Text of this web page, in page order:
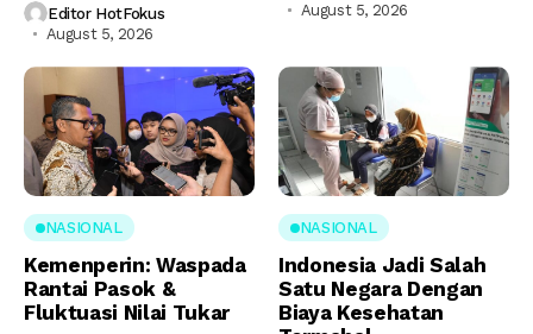
Editor HotFokus
August 5, 2026
August 5, 2026
NASIONAL
Kemenperin: Waspada
Rantai Pasok &
Fluktuasi Nilai Tukar
NASIONAL
Indonesia Jadi Salah
Satu Negara Dengan
Biaya Kesehatan